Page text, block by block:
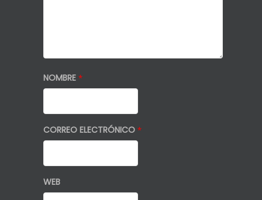
NOMBRE *
CORREO ELECTRÓNICO *
WEB